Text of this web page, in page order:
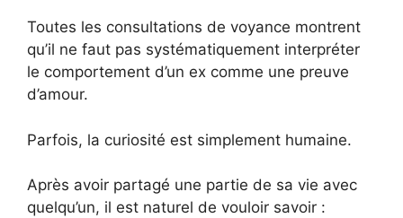
Toutes les consultations de voyance montrent
qu’il ne faut pas systématiquement interpréter
le comportement d’un ex comme une preuve
d’amour.
Parfois, la curiosité est simplement humaine.
Après avoir partagé une partie de sa vie avec
quelqu’un, il est naturel de vouloir savoir :